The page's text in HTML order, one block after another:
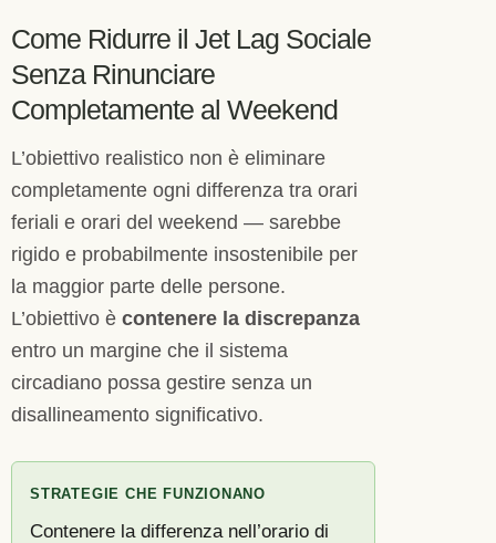
Come Ridurre il Jet Lag Sociale
Senza Rinunciare
Completamente al Weekend
L’obiettivo realistico non è eliminare
completamente ogni differenza tra orari
feriali e orari del weekend — sarebbe
rigido e probabilmente insostenibile per
la maggior parte delle persone.
L’obiettivo è contenere la discrepanza
entro un margine che il sistema
circadiano possa gestire senza un
disallineamento significativo.
STRATEGIE CHE FUNZIONANO
Contenere la differenza nell’orario di